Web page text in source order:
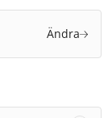
Ändra